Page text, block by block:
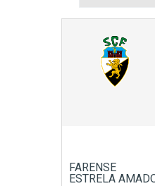
FARENSE
ESTRELA